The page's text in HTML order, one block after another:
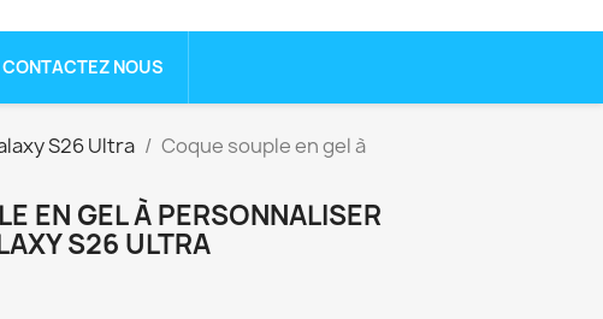
CONTACTEZ NOUS
S26 Ultra
Coque souple en gel à
EN GEL À PERSONNALISER
S26 ULTRA